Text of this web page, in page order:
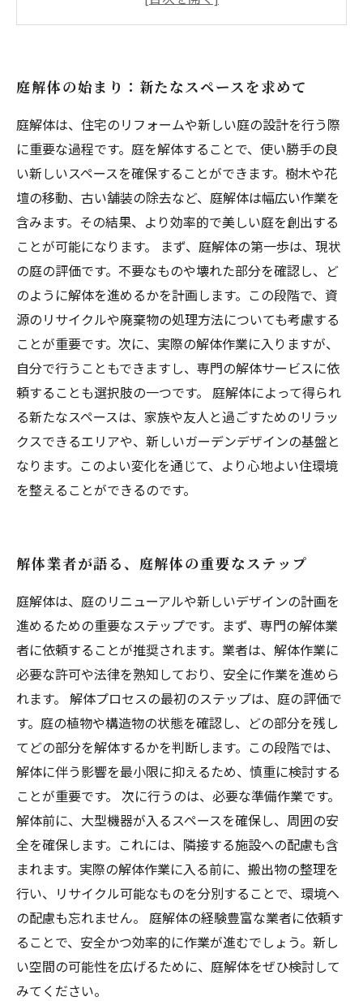
庭の解体が成功するためのポイントと注意事項
庭解体後の未来：あなたの理想の庭を手に入れ
よう
庭解体の始まり：新たなスペースを求めて
庭解体は、住宅のリフォームや新しい庭の設計を行う際
に重要な過程です。庭を解体することで、使い勝手の良
い新しいスペースを確保することができます。樹木や花
壇の移動、古い舗装の除去など、庭解体は幅広い作業を
含みます。その結果、より効率的で美しい庭を創出する
ことが可能になります。 まず、庭解体の第一歩は、現状
の庭の評価です。不要なものや壊れた部分を確認し、ど
のように解体を進めるかを計画します。この段階で、資
源のリサイクルや廃棄物の処理方法についても考慮する
ことが重要です。次に、実際の解体作業に入りますが、
自分で行うこともできますし、専門の解体サービスに依
頼することも選択肢の一つです。 庭解体によって得られ
る新たなスペースは、家族や友人と過ごすためのリラッ
クスできるエリアや、新しいガーデンデザインの基盤と
なります。このよい変化を通じて、より心地よい住環境
を整えることができるのです。
解体業者が語る、庭解体の重要なステップ
庭解体は、庭のリニューアルや新しいデザインの計画を
進めるための重要なステップです。まず、専門の解体業
者に依頼することが推奨されます。業者は、解体作業に
必要な許可や法律を熟知しており、安全に作業を進めら
れます。 解体プロセスの最初のステップは、庭の評価で
す。庭の植物や構造物の状態を確認し、どの部分を残し
てどの部分を解体するかを判断します。この段階では、
解体に伴う影響を最小限に抑えるため、慎重に検討する
ことが重要です。 次に行うのは、必要な準備作業です。
解体前に、大型機器が入るスペースを確保し、周囲の安
全を確保します。これには、隣接する施設への配慮も含
まれます。実際の解体作業に入る前に、搬出物の整理を
行い、リサイクル可能なものを分別することで、環境へ
の配慮も忘れません。 庭解体の経験豊富な業者に依頼す
ることで、安全かつ効率的に作業が進むでしょう。新し
い空間の可能性を広げるために、庭解体をぜひ検討して
みてください。